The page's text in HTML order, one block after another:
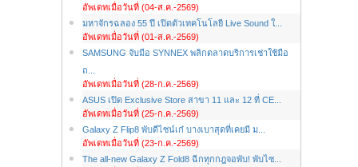
อัพเดทเมื่อวันที่ (04-ส.ค.-2569)
มหาจักรฉลอง 55 ปี เปิดตัวเทคโนโลยี Live Sound ใ...
อัพเดทเมื่อวันที่ (01-ส.ค.-2569)
SAMSUNG จับมือ SYNNEX พลิกตลาดบริการเช่าใช้มือ
ถ...
อัพเดทเมื่อวันที่ (28-ก.ค.-2569)
ASUS เปิด Exclusive Store สาขา 11 และ 12 ที่ CE...
อัพเดทเมื่อวันที่ (25-ก.ค.-2569)
Galaxy Z Flip8 พับดีไซน์เก๋ บางเบาสุดที่เคยมี ม...
อัพเดทเมื่อวันที่ (23-ก.ค.-2569)
The all-new Galaxy Z Fold8 ฉีกทุกกฎจอพับ! พับไซ...